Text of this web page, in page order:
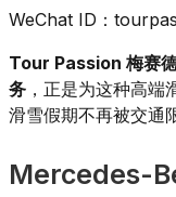
WeChat ID：
Tour Passion 梅赛
务 ，正是为这种高
滑雪假期不再被交通
Mercedes-